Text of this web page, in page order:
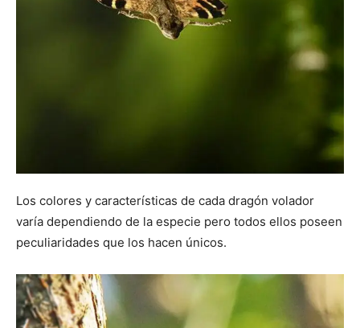
Los colores y características de cada dragón volador
varía dependiendo de la especie pero todos ellos poseen
peculiaridades que los hacen únicos.